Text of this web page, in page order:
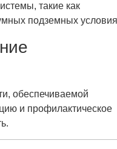
такие как
подземных
обеспечиваемой
и профилактическое